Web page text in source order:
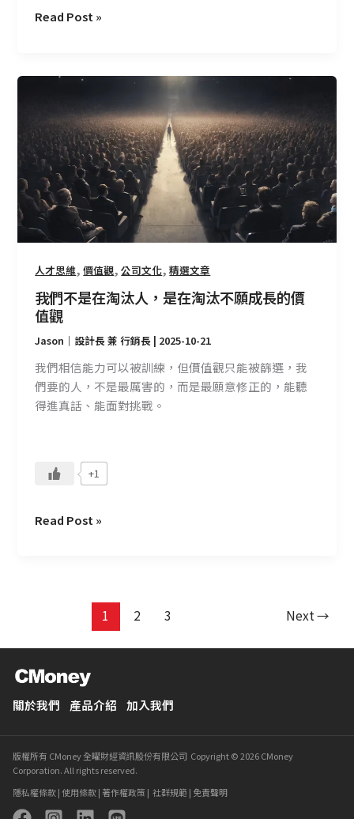
投
Read Post »
人才思維,價值觀,公司文化,精選文章
我們不是在淘汰人，是在淘汰不願成長的價
值觀
Jason｜設計長 兼 行銷長 | 2025-10-21
我們相信能力可以被訓練，但價值觀只能被篩選，我
們要的人，不是最厲害的，而是最願意修正的，能聽
得進真話、能面對挑戰。
+1
是
在
淘
汰
人，
是
淘
汰
不
成
長
的
價
Read Post »
1 2 3 Next→
關於我們 產品介紹 加入我們
版權所有 CMoney 全曜財經資訊股份有限公司 Copyright © 2026 CMoney
Corporation. All rights reserved.
隱私權條款|使用條款| 著作權政策| 社群規範 | 免責聲明